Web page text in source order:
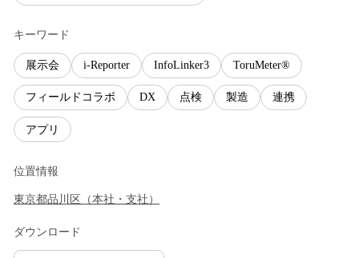
キーワード
展示会 i-Reporter InfoLinker3 ToruMeter®
フィールドコラボ DX 点検 製造 連携
アプリ
位置情報
東京都品川区 （本社・支社 ）
ダウンロード